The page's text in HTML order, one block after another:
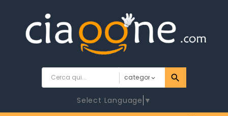
Select Language ▼